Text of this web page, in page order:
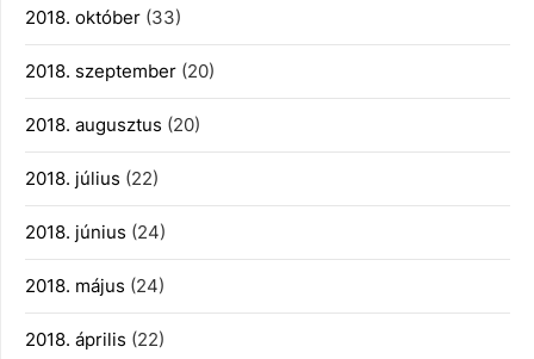
2018. október (33)
2018. szeptember (20)
2018. augusztus (20)
2018. július (22)
2018. június (24)
2018. május (24)
2018. április (22)